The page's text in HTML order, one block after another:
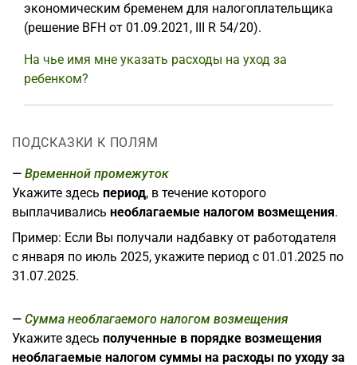
экономическим бременем для налогоплательщика
(решение BFH от 01.09.2021, III R 54/20).
На чье имя мне указать расходы на уход за
ребенком?
ПОДСКАЗКИ К ПОЛЯМ
Временной промежуток
Укажите здесь период, в течение которого
выплачивались необлагаемые налогом возмещения.
Пример: Если Вы получали надбавку от работодателя
с января по июль 2025, укажите период с 01.01.2025 по
31.07.2025.
Сумма необлагаемого налогом возмещения
Укажите здесь полученные в порядке возмещения
необлагаемые налогом суммы на расходы по уходу за